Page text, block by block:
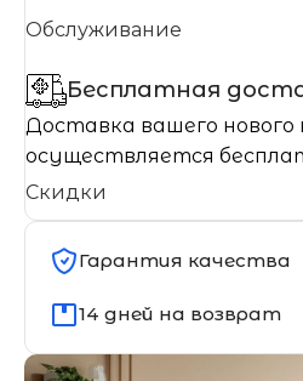
Обслуживание
Бесплатная
Доставка вашего нового
осуществляется
Скидки
Гарантия качества
14 дней на возврат